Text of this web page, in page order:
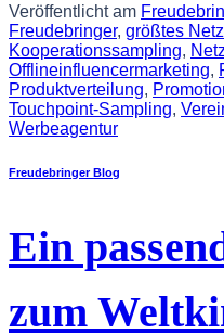
Veröffentlicht am
Freudebringer, größtes
Kooperationssampling,
Offlineinfluencermarketing,
Produktverteilung,
Touchpoint-Sampling,
Werbeagentur
Freudebringer Blog
Ein
zum